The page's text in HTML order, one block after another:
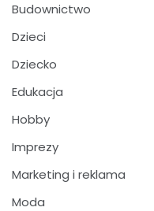
Budownictwo
Dzieci
Dziecko
Edukacja
Hobby
Imprezy
Marketing i reklama
Moda